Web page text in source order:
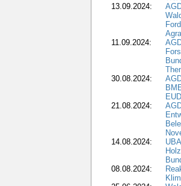
13.09.2024:
11.09.2024:
30.08.2024:
21.08.2024:
14.08.2024:
08.08.2024: